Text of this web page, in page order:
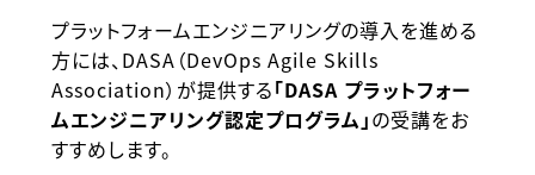
プラットフォームエンジニアリングの導入を進める
方には、DASA（DevOps Agile Skills
Association）が提供する「DASA プラットフォー
ムエンジニアリング認定プログラム」の受講をお
すすめします。